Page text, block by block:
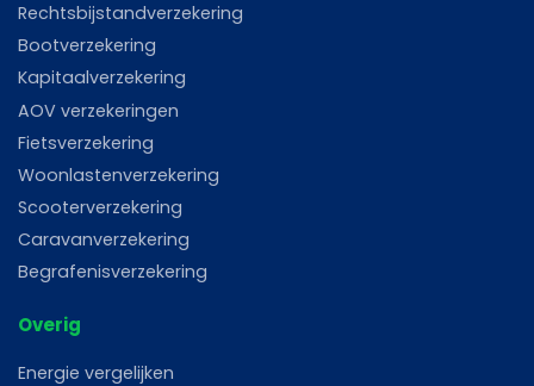
Rechtsbijstandverzekering
Bootverzekering
Kapitaalverzekering
AOV verzekeringen
Fietsverzekering
Woonlastenverzekering
Scooterverzekering
Caravanverzekering
Begrafenisverzekering
Overig
Energie vergelijken